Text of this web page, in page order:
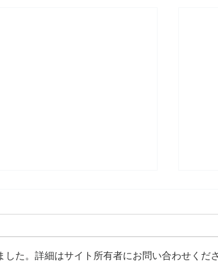
た。詳細はサイト所有者にお問い合わせくだ